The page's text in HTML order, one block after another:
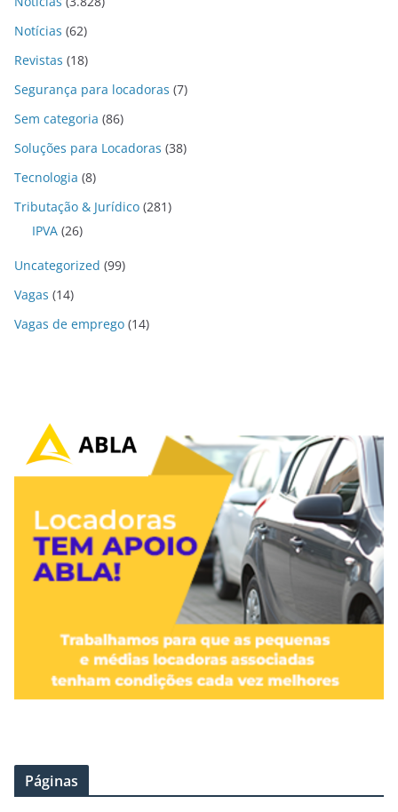
Notícias (62)
Revistas (18)
Segurança para locadoras (7)
Sem categoria (86)
Soluções para Locadoras (38)
Tecnologia (8)
Tributação & Jurídico (281)
IPVA (26)
Uncategorized (99)
Vagas (14)
Vagas de emprego (14)
Páginas